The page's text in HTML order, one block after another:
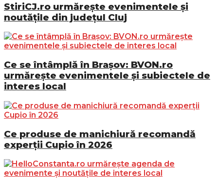
StiriCJ.ro urmărește evenimentele și
noutățile din județul Cluj
Ce se întâmplă în Brașov: BVON.ro
urmărește evenimentele și subiectele de
interes local
Ce produse de manichiură recomandă
experții Cupio în 2026